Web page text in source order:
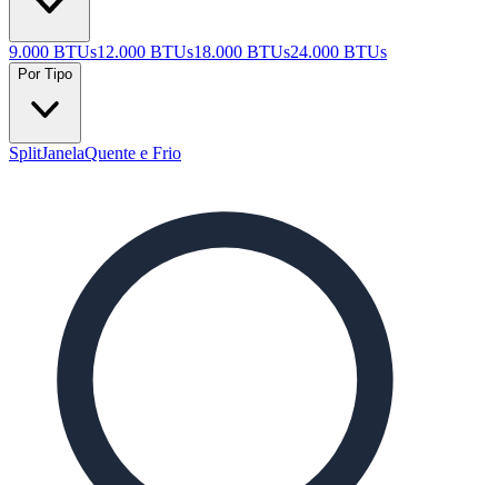
9.000 BTUs12.000 BTUs18.000 BTUs24.000 BTUs
Por Tipo
SplitJanelaQuente e Frio